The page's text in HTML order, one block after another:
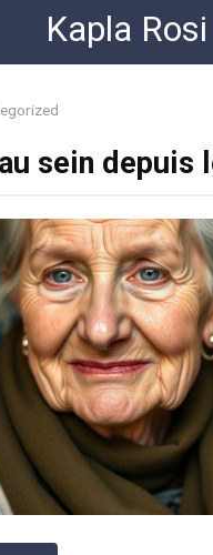
Kapla Rosi
sein depuis